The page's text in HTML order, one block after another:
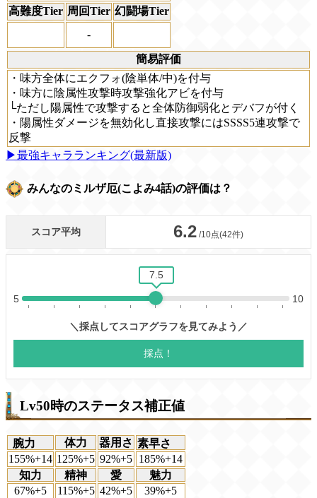
高難度Tier 周回Tier 幻闘場Tier
-
簡易評価
・味方全体にエクフォ(陰単体/中)を付与
・味方に陰属性攻撃時攻撃強化アビを付与
└ただし陽属性で攻撃すると全体防御弱化とデバフが付く
・陽属性ダメージを無効化し直接攻撃にはSSSS5連攻撃で
反撃
▶最強キャラランキング(最新版)
みんなのミルザ厄(こよみ4話)の評価は？
Lv50時のステータス補正値
腕力 体力 器用さ 素早さ
155%+14 125%+5 92%+5 185%+14
知力
精神 愛
魅力
67%+5
115%+5 42%+5 39%+5